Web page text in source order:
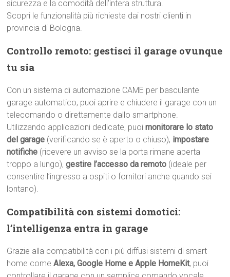
sicurezza e la comodità dell’intera struttura.
Scopri le funzionalità più richieste dai nostri clienti in
provincia di Bologna.
Controllo remoto: gestisci il garage ovunque
tu sia
Con un sistema di automazione CAME per basculante
garage automatico, puoi aprire e chiudere il garage con un
telecomando o direttamente dallo smartphone.
Utilizzando applicazioni dedicate, puoimonitorare lo stato
del garage (verificando se è aperto o chiuso), impostare
notifiche (ricevere un avviso se la porta rimane aperta
troppo a lungo),gestire l’accesso da remoto (ideale per
consentire l’ingresso a ospiti o fornitori anche quando sei
lontano).
Compatibilità con sistemi domotici:
l’intelligenza entra in garage
Grazie alla compatibilità con i più diffusi sistemi di smart
home comeAlexa, Google Home e Apple HomeKit, puoi